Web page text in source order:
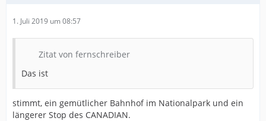
1. Juli 2019 um 08:57
Zitat von fernschreiber
Das ist
stimmt, ein gemütlicher Bahnhof im Nationalpark und ein
längerer Stop des CANADIAN.